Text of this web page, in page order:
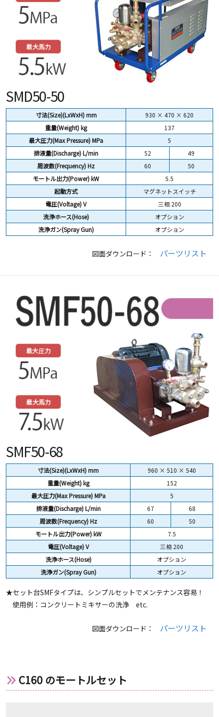
SMD50-50
寸法(Size)(LxWxH) mm
930 × 470 × 620
重量(Weight)kg
137
最大圧力(Max Pressure) MPa
5
排液量(Discharge) L/min
52
49
周波数(Frequency) Hz
60
50
モートル出力(Power) kW
5.5
起動方式
マグネットスイッチ
電圧(Voltage) V
三相 200
洗浄ホース(Hose)
オプション
洗浄ガン(Spray Gun)
オプション
図面ダウンロード： パーツリスト
SMF50-68
寸法(Size)(LxWxH) mm
960 × 510 × 540
重量(Weight)kg
152
最大圧力(Max Pressure) MPa
5
排液量(Discharge) L/min
67
68
周波数(Frequency) Hz
60
50
モートル出力(Power) kW
7.5
電圧(Voltage) V
三相 200
洗浄ホース(Hose)
オプション
洗浄ガン(Spray Gun)
オプション
★セット台SMFタイプは、シンプルセットでメンテナンス容易！
使用例：コンクリートミキサーの洗浄 etc.
図面ダウンロード： パーツリスト
C160 のモートルセット